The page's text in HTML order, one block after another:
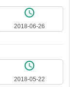
access_time
2018-06-26
access_time
2018-05-22